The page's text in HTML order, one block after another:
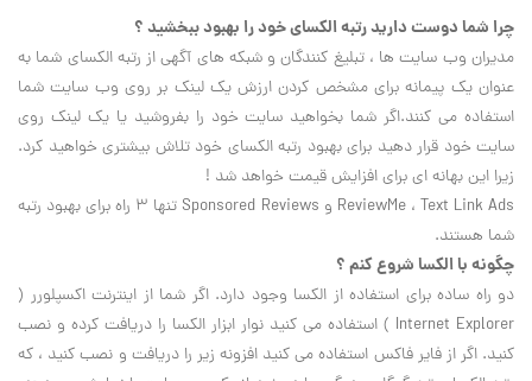
چرا شما دوست دارید رتبه الکسای خود را بهبود ببخشید ؟
مدیران وب سایت ها ، تبلیغ کنندگان و شبکه های آگهی از رتبه الکسای شما به
عنوان یک پیمانه برای مشخص کردن ارزش یک لینک بر روی وب سایت شما
استفاده می کنند.اگر شما بخواهید سایت خود را بفروشید یا یک لینک روی
سایت خود قرار دهید برای بهبود رتبه الکسای خود تلاش بیشتری خواهید کرد.
زیرا این بهانه ای برای افزایش قیمت خواهد شد !
ReviewMe ، Text Link Ads و Sponsored Reviews تنها ۳ راه برای بهبود رتبه
شما هستند.
چگونه با الکسا شروع کنم ؟
دو راه ساده برای استفاده از الکسا وجود دارد. اگر شما از اینترنت اکسپلورر (
Internet Explorer ) استفاده می کنید نوار ابزار الکسا را دریافت کرده و نصب
کنید. اگر از فایر فاکس استفاده می کنید افزونه زیر را دریافت و نصب کنید ، که